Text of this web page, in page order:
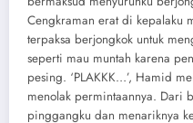
Cengkraman erat di kepalaku
terpaksa berjongkok untuk
seperti mau muntah karena
pesing. ‘PLAKKK…’, Hamid
menolak permintaannya. Dari
pinggangku dan menariknya